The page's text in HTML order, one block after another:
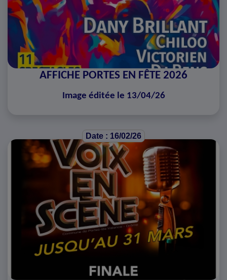
AFFICHE PORTES EN FÊTE 2026
Image éditée le 13/04/26
Date : 16/02/26